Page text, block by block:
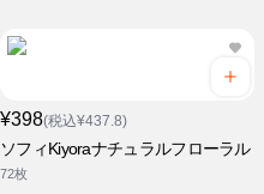
¥398(税込¥437.8)
ソフィKiyoraナチュラルフローラル
72枚